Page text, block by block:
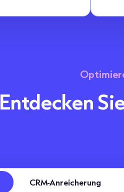
Entdecken
CRM-Anreicherung